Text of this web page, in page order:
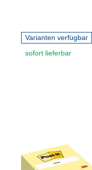
Varianten verfügbar
sofort lieferbar